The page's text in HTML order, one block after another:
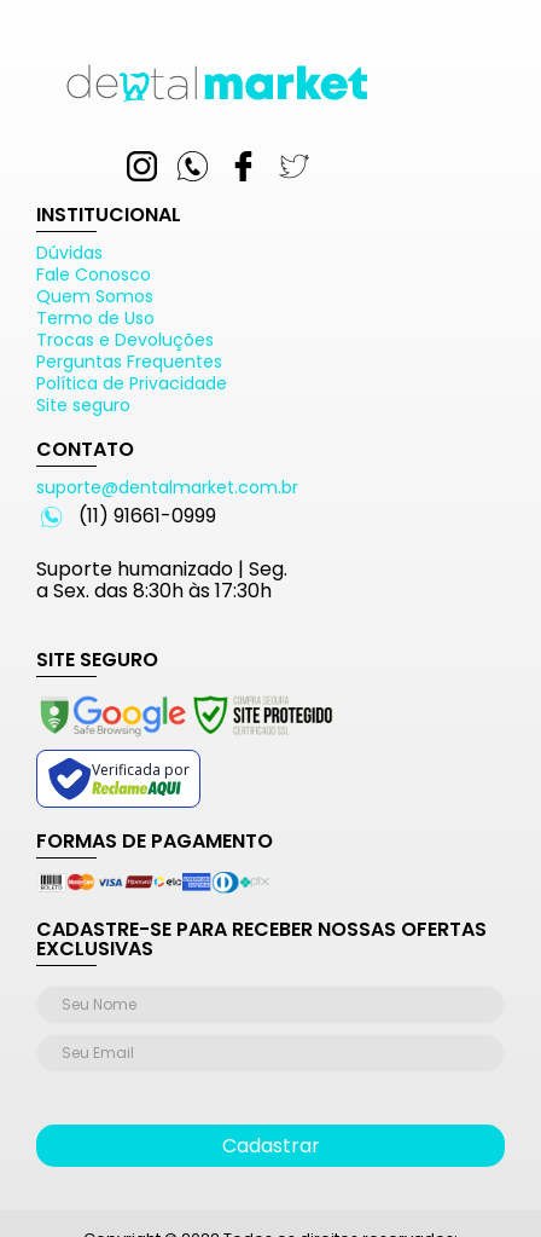
INSTITUCIONAL
Dúvidas
Fale Conosco
Quem Somos
Termo de Uso
Trocas e Devoluções
Perguntas Frequentes
Política de Privacidade
Site seguro
CONTATO
suporte@dentalmarket.com.br
(11) 91661-0999
Suporte humanizado | Seg.
a Sex. das 8:30h às 17:30h
SITE SEGURO
Verificada por
FORMAS DE PAGAMENTO
CADASTRE-SE PARA RECEBER NOSSAS OFERTAS
EXCLUSIVAS
Cadastrar